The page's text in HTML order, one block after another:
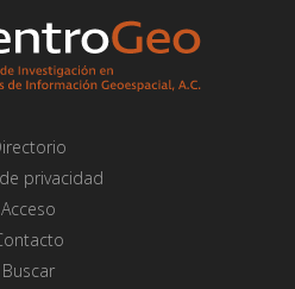
privacidad
Acceso
Buscar